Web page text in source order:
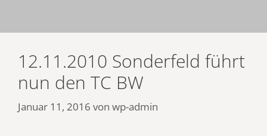
12.11.2010 Sonderfeld führt
nun den TC BW
Januar 11, 2016 von wp-admin